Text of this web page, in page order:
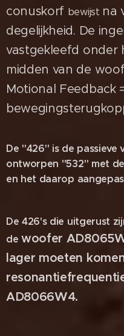
conuskorf bewijst na
degelijkheid. De
vastgekleefd onder
midden van de
Motional Feedback
De "426" is de passieve
ontworpen "532" met
en het daarop
De 426's die uitgerust
dewoofer
lager moeten
AD8066W4.